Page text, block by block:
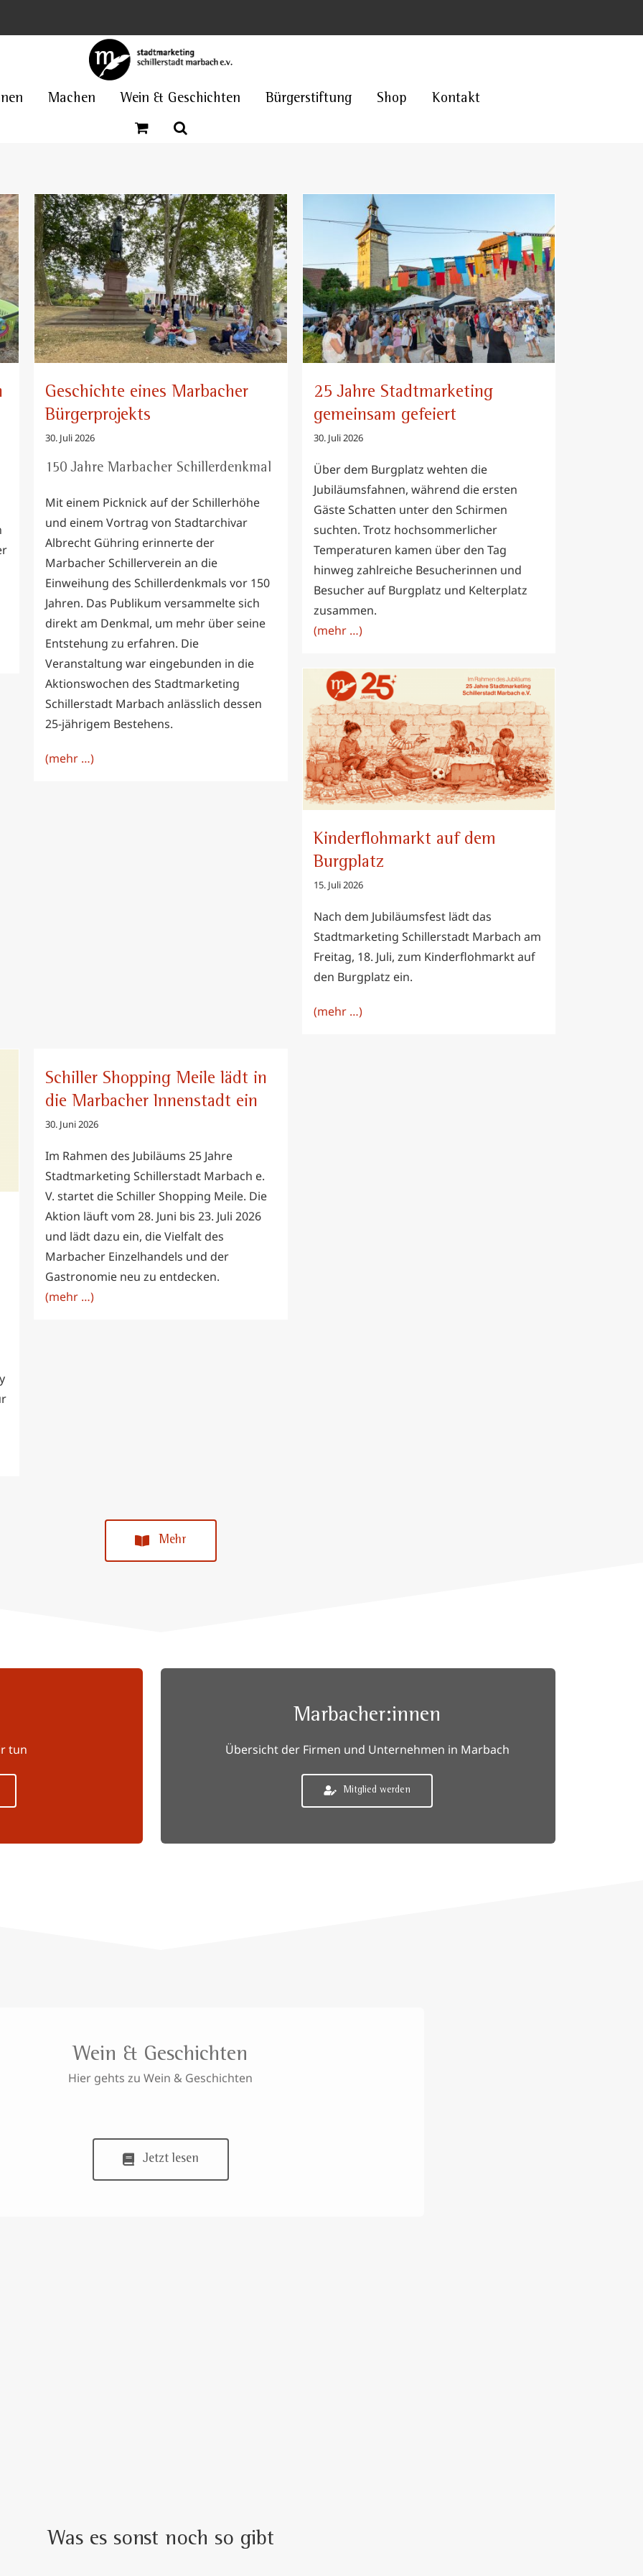
Machen Wein & Geschichten Bürgerstiftung Shop Kontakt
Geschichte eines Marbacher
Bürgerprojekts
Geschichte eines Marbacher
Bürgerprojekts
30. Juli 2026
150 Jahre Marbacher Schillerdenkmal
Mit einem Picknick auf der Schillerhöhe
und einem Vortrag von Stadtarchivar
Albrecht Gühring erinnerte der
Marbacher Schillerverein an die
Einweihung des Schillerdenkmals vor 150
Jahren. Das Publikum versammelte sich
direkt am Denkmal, um mehr über seine
Entstehung zu erfahren. Die
Veranstaltung war eingebunden in die
Aktionswochen des Stadtmarketing
Schillerstadt Marbach anlässlich dessen
25-jährigem Bestehens.
(mehr …)
25 Jahre Stadtmarketing gemeinsam
gefeiert
25 Jahre Stadtmarketing
gemeinsam gefeiert
30. Juli 2026
Über dem Burgplatz wehten die
Jubiläumsfahnen, während die ersten
Gäste Schatten unter den Schirmen
suchten. Trotz hochsommerlicher
Temperaturen kamen über den Tag
hinweg zahlreiche Besucherinnen und
Besucher auf Burgplatz und Kelterplatz
zusammen.
(mehr …)
Kinderflohmarkt auf dem Burgplatz
Kinderflohmarkt auf dem
Burgplatz
15. Juli 2026
Nach dem Jubiläumsfest lädt das
Stadtmarketing Schillerstadt Marbach am
Freitag, 18. Juli, zum Kinderflohmarkt auf
den Burgplatz ein.
(mehr …)
Marbacher Innenstadt ein
Schiller Shopping Meile lädt in
die Marbacher Innenstadt ein
30. Juni 2026
Im Rahmen des Jubiläums 25 Jahre
Stadtmarketing Schillerstadt Marbach e.
V. startet die Schiller Shopping Meile. Die
Aktion läuft vom 28. Juni bis 23. Juli 2026
und lädt dazu ein, die Vielfalt des
Marbacher Einzelhandels und der
Gastronomie neu zu entdecken.
(mehr …)
Mehr
tun
Marbacher:innen
Übersicht der Firmen und Unternehmen in Marbach
Mitglied werden
Wein & Geschichten
Hier gehts zu Wein & Geschichten
Jetzt lesen
Was es sonst noch so gibt